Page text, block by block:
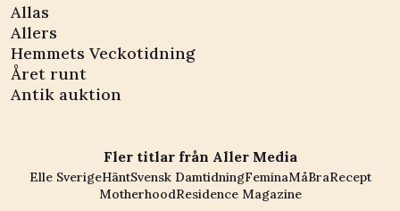
Allas
Allers
Hemmets Veckotidning
Året runt
Antik auktion
Fler titlar från Aller Media
Elle SverigeHäntSvensk DamtidningFeminaMåBraRecept
MotherhoodResidence Magazine